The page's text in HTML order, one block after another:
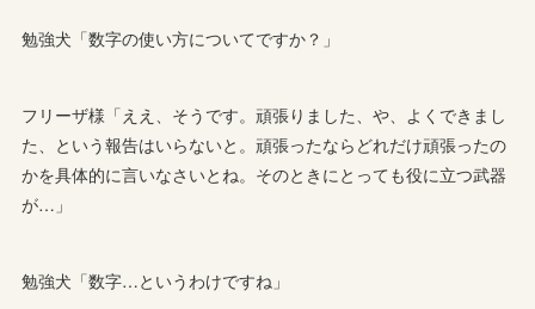
勉強犬「数字の使い方についてですか？」
フリーザ様「ええ、そうです。頑張りました、や、よくできまし
た、という報告はいらないと。頑張ったならどれだけ頑張ったの
かを具体的に言いなさいとね。そのときにとっても役に立つ武器
が…」
勉強犬「数字…というわけですね」